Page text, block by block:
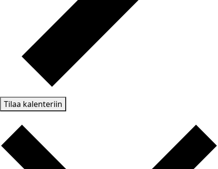
Tilaa kalenteriin